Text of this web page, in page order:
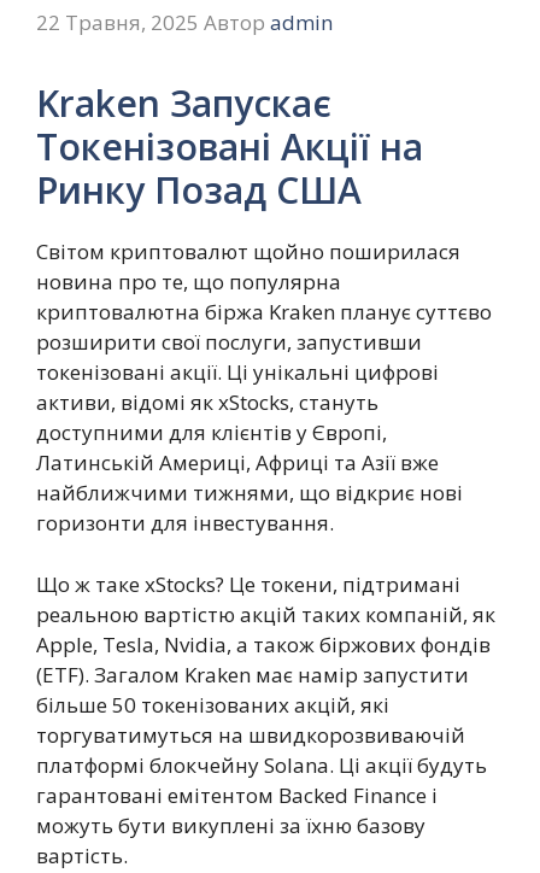
22 Травня, 2025 Автор admin
Kraken Запускає
Токенізовані Акції на
Ринку Позад США
Світом криптовалют щойно поширилася
новина про те, що популярна
криптовалютна біржа Kraken планує суттєво
розширити свої послуги, запустивши
токенізовані акції. Ці унікальні цифрові
активи, відомі як xStocks, стануть
доступними для клієнтів у Європі,
Латинській Америці, Африці та Азії вже
найближчими тижнями, що відкриє нові
горизонти для інвестування.
Що ж таке xStocks? Це токени, підтримані
реальною вартістю акцій таких компаній, як
Apple, Tesla, Nvidia, а також біржових фондів
(ETF). Загалом Kraken має намір запустити
більше 50 токенізованих акцій, які
торгуватимуться на швидкорозвиваючій
платформі блокчейну Solana. Ці акції будуть
гарантовані емітентом Backed Finance і
можуть бути викуплені за їхню базову
вартість.